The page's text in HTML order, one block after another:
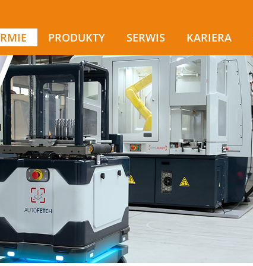
PRODUKTY SERWIS KARIERA